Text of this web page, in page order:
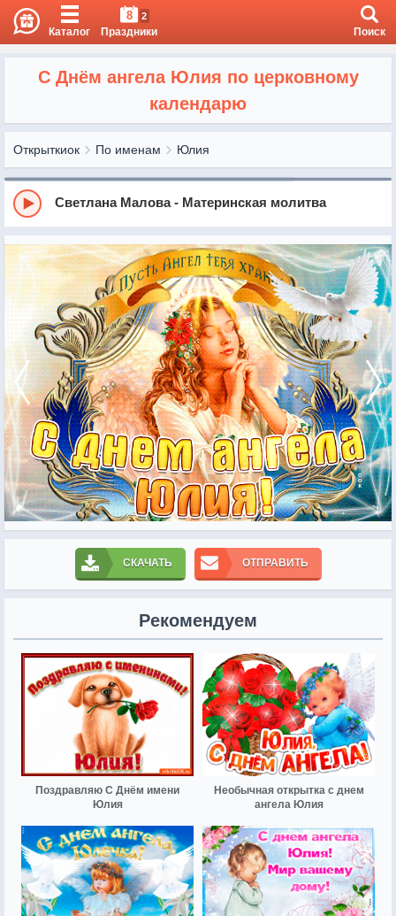
Каталог
8 2
Праздники Поиск
С Днём ангела Юлия по церковному
календарю
Открыткиок По именам Юлия
Светлана Малова - Материнская молитва
СКАЧАТЬ ОТПРАВИТЬ
Рекомендуем
Поздравляю С Днём имени
Юлия
Необычная открытка с днем
ангела Юлия